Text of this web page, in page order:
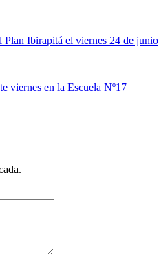
Ibirapitá el viernes 24 de junio
viernes en la Escuela Nº17